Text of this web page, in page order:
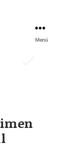
Menú